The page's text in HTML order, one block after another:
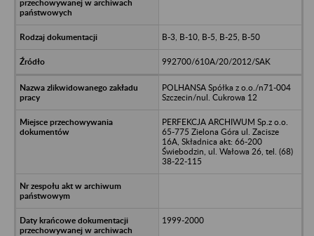
B-3, B-10, B-5, B-25, B-50
992700/610A/20/2012/SAK
POLHANSA Spółka z o.o./n71-004
Szczecin/nul. Cukrowa 12
PERFEKCJA ARCHIWUM Sp.z o.o.
65-775 Zielona Góra ul. Zacisze
16A, Składnica akt: 66-200
Świebodzin, ul. Wałowa 26, tel. (68)
38-22-115
1999-2000